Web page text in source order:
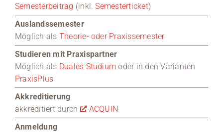
Semesterbeitrag (inkl.Semesterticket)
Auslandssemester
Möglich als Theorie- oder Praxissemester
Studieren mit Praxispartner
Möglich als Duales Studium oder in den Varianten
PraxisPlus
Akkreditierung
akkreditiert durch
ACQUIN
Anmeldung